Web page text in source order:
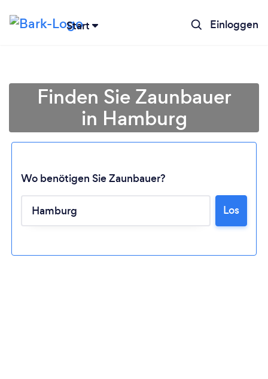
Start Einloggen
Lädt ...
Bitte warten ...
Finden Sie Zaunbauer
in Hamburg
Wo benötigen Sie Zaunbauer?
Los